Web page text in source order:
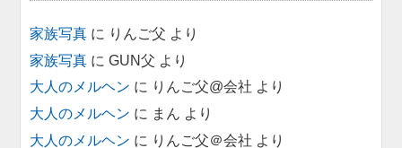
家族写真 に りんご父 より
家族写真 にGUN父 より
大人のメルヘン に りんご父@会社 より
大人のメルヘン に まん より
大人のメルヘン に りんご父＠会社 より